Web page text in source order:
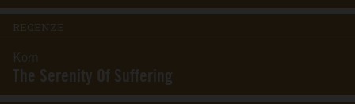
RECENZE
Korn
The Serenity Of Suffering